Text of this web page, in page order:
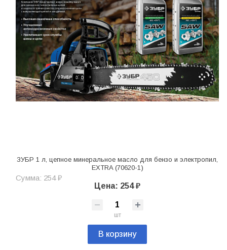
ЗУБР 1 л, цепное минеральное масло для бензо и электропил,
EXTRA (70620-1)
Сумма: 254 ₽
Цена: 254 ₽
шт
В корзину